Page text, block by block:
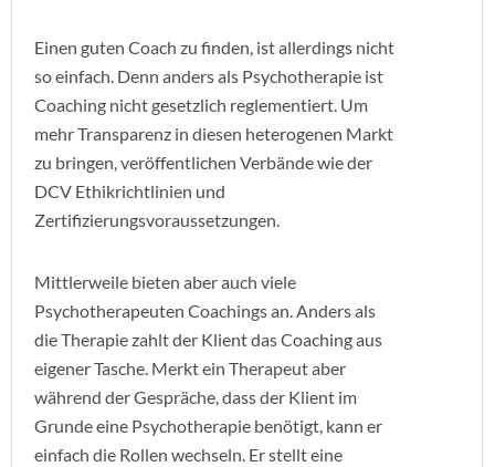
Einen guten Coach zu finden, ist allerdings nicht
so einfach. Denn anders als Psychotherapie ist
Coaching nicht gesetzlich reglementiert. Um
mehr Transparenz in diesen heterogenen Markt
zu bringen, veröffentlichen Verbände wie der
DCV Ethikrichtlinien und
Zertifizierungsvoraussetzungen.
Mittlerweile bieten aber auch viele
Psychotherapeuten Coachings an. Anders als
die Therapie zahlt der Klient das Coaching aus
eigener Tasche. Merkt ein Therapeut aber
während der Gespräche, dass der Klient im
Grunde eine Psychotherapie benötigt, kann er
einfach die Rollen wechseln. Er stellt eine